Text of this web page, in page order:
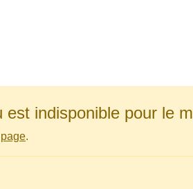
indisponible pour le
.